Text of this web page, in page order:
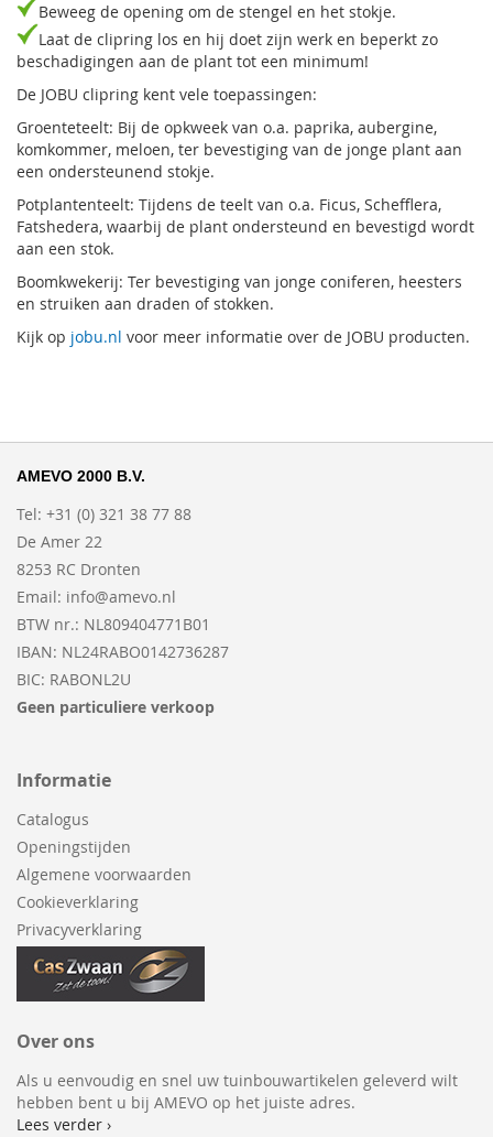
Beweeg de opening om de stengel en het stokje.
Laat de clipring los en hij doet zijn werk en beperkt zo
beschadigingen aan de plant tot een minimum!
De JOBU clipring kent vele toepassingen:
Groenteteelt: Bij de opkweek van o.a. paprika, aubergine,
komkommer, meloen, ter bevestiging van de jonge plant aan
een ondersteunend stokje.
Potplantenteelt: Tijdens de teelt van o.a. Ficus, Schefflera,
Fatshedera, waarbij de plant ondersteund en bevestigd wordt
aan een stok.
Boomkwekerij: Ter bevestiging van jonge coniferen, heesters
en struiken aan draden of stokken.
Kijk op jobu.nl voor meer informatie over de JOBU producten.
AMEVO 2000 B.V.
Tel: +31 (0) 321 38 77 88
De Amer 22
8253 RC Dronten
Email: info@amevo.nl
BTW nr.: NL809404771B01
IBAN: NL24RABO0142736287
BIC: RABONL2U
Geen particuliere verkoop
Informatie
Catalogus
Openingstijden
Algemene voorwaarden
Cookieverklaring
Privacyverklaring
Over ons
Als u eenvoudig en snel uw tuinbouwartikelen geleverd wilt
hebben bent u bij AMEVO op het juiste adres.
Lees verder ›